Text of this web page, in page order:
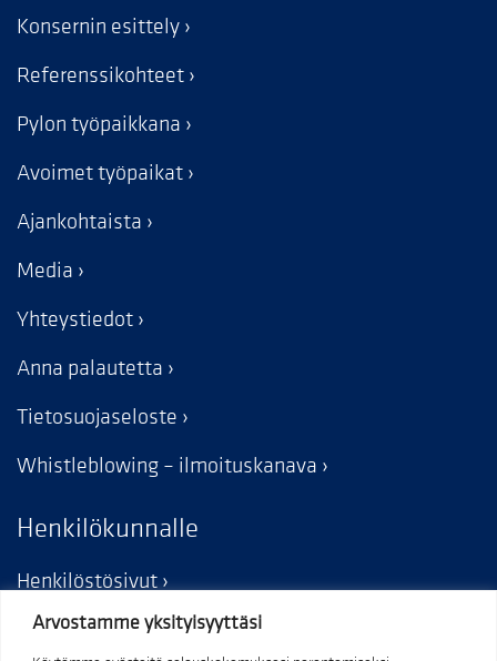
Arvostamme yksityisyyttäsi
Konsernin esittely
Referenssikohteet
Pylon työpaikkana
Avoimet työpaikat
Ajankohtaista
Media
Yhteystiedot
Anna palautetta
Tietosuojaseloste
Whistleblowing – ilmoituskanava
Henkilökunnalle
Henkilöstösivut